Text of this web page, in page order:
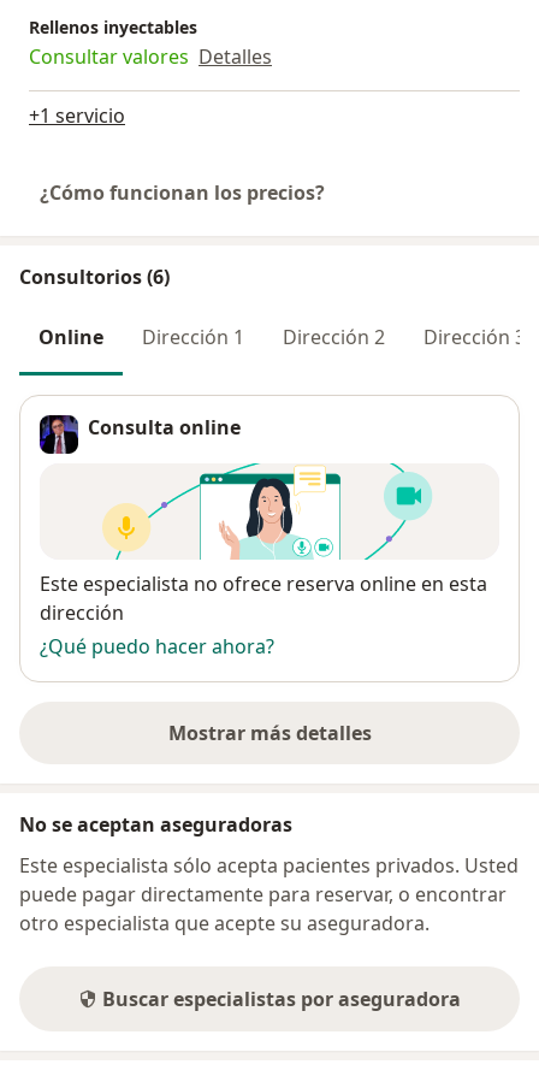
Rellenos inyectables
Consultar valores Detalles
+1 servicio
¿Cómo funcionan los precios?
Consultorios (6)
Online Dirección 1 Dirección 2 Dirección 3
Consulta online
Disponibilidad
Este especialista no ofrece reserva online en esta
dirección
¿Qué puedo hacer ahora?
Mostrar más detalles
sobre la dirección
No se aceptan aseguradoras
Este especialista sólo acepta pacientes privados. Usted
puede pagar directamente para reservar, o encontrar
otro especialista que acepte su aseguradora.
Buscar especialistas por aseguradora